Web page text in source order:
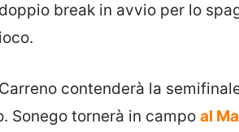
break in avvio per lo
contenderà la
Sonego tornerà in campo al